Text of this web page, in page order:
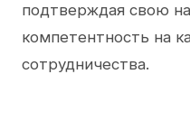
подтверждая свою
компетентность на
сотрудничества.